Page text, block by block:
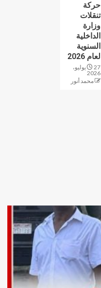
حركة
تنقلات
وزارة
الداخلية
السنوية
لعام 2026
27 يوليو،
2026
محمد أنور